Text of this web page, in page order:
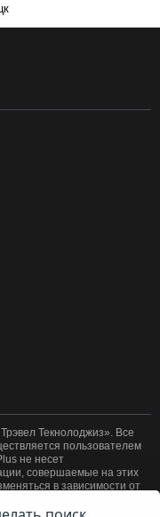
Текнолоджиз». Все
пользователем
не несет
совершаемые на этих
в зависимости от